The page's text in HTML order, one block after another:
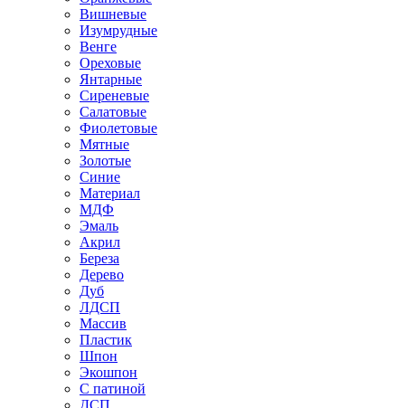
Вишневые
Изумрудные
Венге
Ореховые
Янтарные
Сиреневые
Салатовые
Фиолетовые
Мятные
Золотые
Синие
Материал
МДФ
Эмаль
Акрил
Береза
Дерево
Дуб
ЛДСП
Массив
Пластик
Шпон
Экошпон
С патиной
ДСП